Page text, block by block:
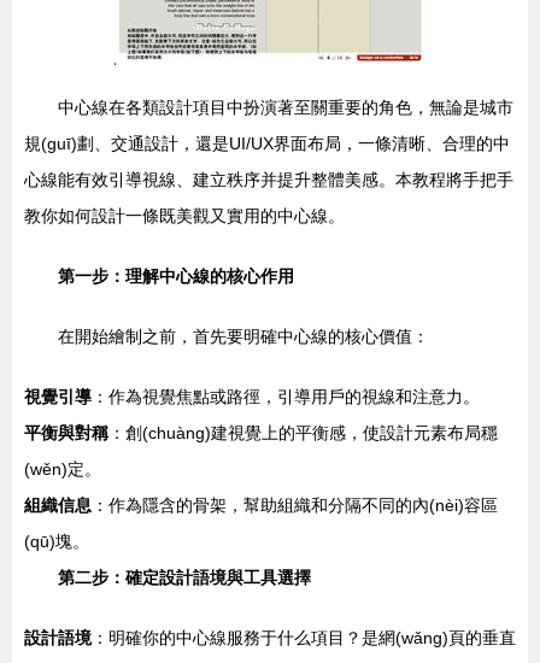
中心線在各類設計項目中扮演著至關重要的角色，無論是城市
規(guī)劃、交通設計，還是UI/UX界面布局，一條清晰、合理的中
心線能有效引導視線、建立秩序并提升整體美感。本教程將手把手
教你如何設計一條既美觀又實用的中心線。
第一步：理解中心線的核心作用
在開始繪制之前，首先要明確中心線的核心價值：
視覺引導 ：作為視覺焦點或路徑，引導用戶的視線和注意力。
平衡與對稱：創(chuàng)建視覺上的平衡感，使設計元素布局穩
(wěn)定。
組織信息 ：作為隱含的骨架，幫助組織和分隔不同的內(nèi)容區
(qū)塊。
第二步：確定設計語境與工具選擇
設計語境：明確你的中心線服務于什么項目？是網(wǎng)頁的垂直